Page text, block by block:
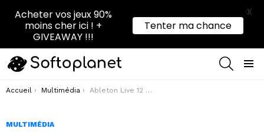
Vous êtes ici :
Accueil Multimédia Ableton Live 12 Suite
MULTIMÉDIA
Acheter vos jeux 90%
moins cher ici ! +
GIVEAWAY !!!
Tenter ma chance
X